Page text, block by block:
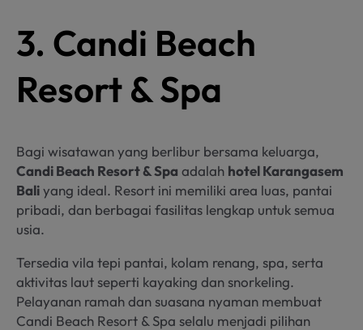
3. Candi Beach
Resort & Spa
Bagi wisatawan yang berlibur bersama keluarga,
Candi Beach Resort & Spa adalah hotel Karangasem
Baliyang ideal. Resort ini memiliki area luas, pantai
pribadi, dan berbagai fasilitas lengkap untuk semua
usia.
Tersedia vila tepi pantai, kolam renang, spa, serta
aktivitas laut seperti kayaking dan snorkeling.
Pelayanan ramah dan suasana nyaman membuat
Candi Beach Resort & Spa selalu menjadi pilihan